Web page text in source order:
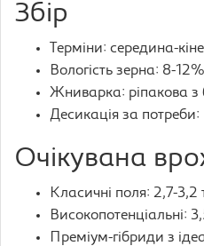
Збір
Терміни: середина-
Вологість зерна: 8-12%
Жниварка: ріпакова
Десикація за
Очікувана
Класичні поля: 2,7-3,2
Високопотенціальні:
Преміум-гібриди з